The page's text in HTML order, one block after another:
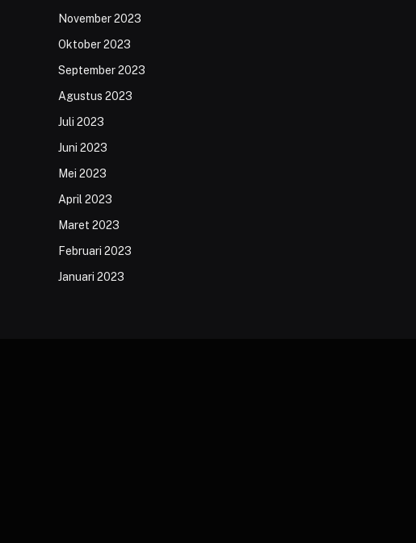
November 2023
Oktober 2023
September 2023
Agustus 2023
Juli 2023
Juni 2023
Mei 2023
April 2023
Maret 2023
Februari 2023
Januari 2023